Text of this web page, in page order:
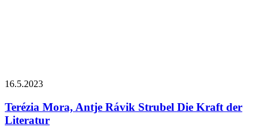
16.5.2023
Terézia Mora, Antje Rávik Strubel Die Kraft der
Literatur